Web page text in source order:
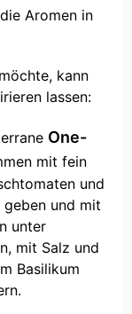
Aromen in
kann
lassen:
One-
mit fein
und
und mit
unter
mit Salz und
Basilikum